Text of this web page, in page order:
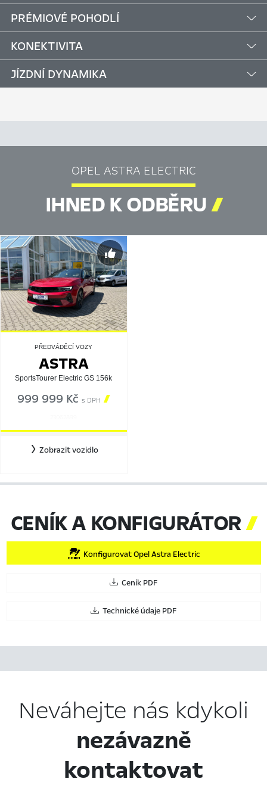
PRÉMIOVÉ POHODLÍ
KONEKTIVITA
JÍZDNÍ DYNAMIKA
OPEL ASTRA ELECTRIC
IHNED K ODBĚRU
PŘEDVÁDĚCÍ VOZY
ASTRA
SportsTourer Electric GS 156k
999 999 Kčs DPH 
Zobrazit vozidlo
CENÍK A KONFIGURÁTOR
Konfigurovat Opel Astra Electric
Ceník PDF
Technické údaje PDF
Neváhejte nás kdykoli
nezávazně
kontaktovat